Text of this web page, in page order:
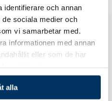
identifierare och annan
sociala medier och
vi samarbetar med.
informationen med annan
eller som de har
alla